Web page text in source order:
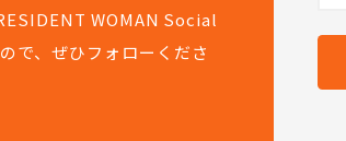
WOMAN Social
で、ぜひフォローくださ